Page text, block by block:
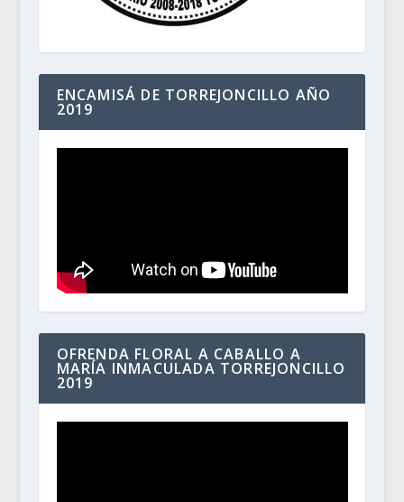
ENCAMISÁ DE TORREJONCILLO AÑO
2019
OFRENDA FLORAL A CABALLO A
MARÍA INMACULADA TORREJONCILLO
2019